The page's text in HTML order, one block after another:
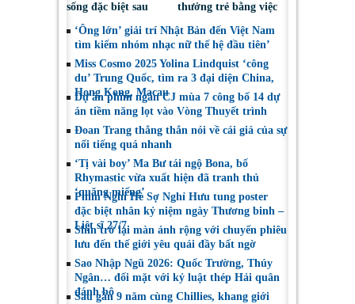
sống đặc biệt sau
nhiều năm làm nghề
thưởng trẻ bằng việc
thoại
‘Ông lớn’ giải trí Nhật Bản đến Việt Nam
tìm kiếm nhóm nhạc nữ thế hệ đầu tiên’
Miss Cosmo 2025 Yolina Lindquist ‘công
du’ Trung Quốc, tìm ra 3 đại diện China,
Hong Kong, Macau
Dự án phim ngắn CJ mùa 7 công bố 14 dự
án tiềm năng lọt vào Vòng Thuyết trình
Đoan Trang thẳng thắn nói về cái giá của sự
nổi tiếng quá nhanh
‘Tị vài boy’ Ma Bư tái ngộ Bona, bố
Rhymastic vừa xuất hiện đã tranh thủ
‘quăng miếng’
Phim Nghỉ Hè Sợ Nghỉ Hưu tung poster
đặc biệt nhân kỷ niệm ngày Thương binh –
Liệt sĩ 27/7
Shin trở lại màn ảnh rộng với chuyến phiêu
lưu đến thế giới yêu quái đầy bất ngờ
Sao Nhập Ngũ 2026: Quốc Trường, Thúy
Ngân… đối mặt với kỷ luật thép Hải quân
đánh bộ
Sau gần 9 năm cùng Chillies, khang giới